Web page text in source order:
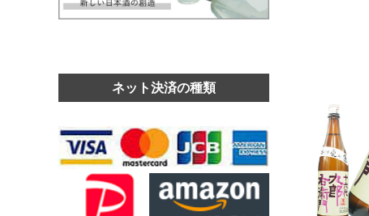
ネット決済の種類